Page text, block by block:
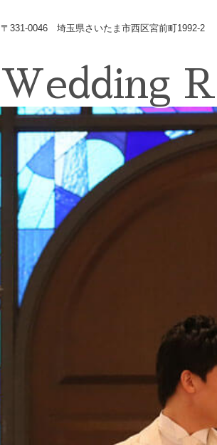
〒331-0046 埼玉県さいたま市西区宮前町1992-2
Lunch
Dinner
Wedding